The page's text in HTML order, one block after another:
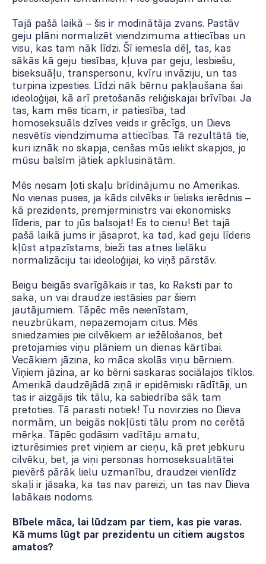
Tajā pašā laikā – šis ir modinātāja zvans. Pastāv
geju plāni normalizēt viendzimuma attiecības un
visu, kas tam nāk līdzi. Šī iemesla dēļ, tas, kas
sākās kā geju tiesības, kļuva par geju, lesbiešu,
biseksuāļu, transpersonu, kvīru invāziju, un tas
turpina izpesties. Līdzi nāk bērnu pakļaušana šai
ideoloģijai, kā arī pretošanās reliģiskajai brīvībai. Ja
tas, kam mēs ticam, ir patiesība, tad
homoseksuāls dzīves veids ir grēcīgs, un Dievs
nesvētīs viendzimuma attiecības. Tā rezultātā tie,
kuri iznāk no skapja, cenšas mūs ielikt skapjos, jo
mūsu balsīm jātiek apklusinātām.
Mēs nesam ļoti skaļu brīdinājumu no Amerikas.
No vienas puses, ja kāds cilvēks ir lielisks ierēdnis –
kā prezidents, premjerministrs vai ekonomisks
līderis, par to jūs balsojat! Es to cienu! Bet tajā
pašā laikā jums ir jāsaprot, ka tad, kad geju līderis
kļūst atpazīstams, bieži tas atnes lielāku
normalizāciju tai ideoloģijai, ko viņš pārstāv.
Beigu beigās svarīgākais ir tas, ko Raksti par to
saka, un vai draudze iestāsies par šiem
jautājumiem. Tāpēc mēs neienīstam,
neuzbrūkam, nepazemojam citus. Mēs
sniedzamies pie cilvēkiem ar iežēlošanos, bet
pretojamies viņu plāniem un dienas kārtībai.
Vecākiem jāzina, ko māca skolās viņu bērniem.
Viņiem jāzina, ar ko bērni saskaras sociālajos tīklos.
Amerikā daudzējādā ziņā ir epidēmiski rādītāji, un
tas ir aizgājis tik tālu, ka sabiedrība sāk tam
pretoties. Tā parasti notiek! Tu novirzies no Dieva
normām, un beigās nokļūsti tālu prom no cerētā
mērķa. Tāpēc godāsim vadītāju amatu,
izturēsimies pret viņiem ar cieņu, kā pret jebkuru
cilvēku, bet, ja viņi personas homoseksualitātei
pievērš pārāk lielu uzmanību, draudzei vienlīdz
skaļi ir jāsaka, ka tas nav pareizi, un tas nav Dieva
labākais nodoms.
Bībele māca, lai lūdzam par tiem, kas pie varas.
Kā mums lūgt par prezidentu un citiem augstos
amatos?